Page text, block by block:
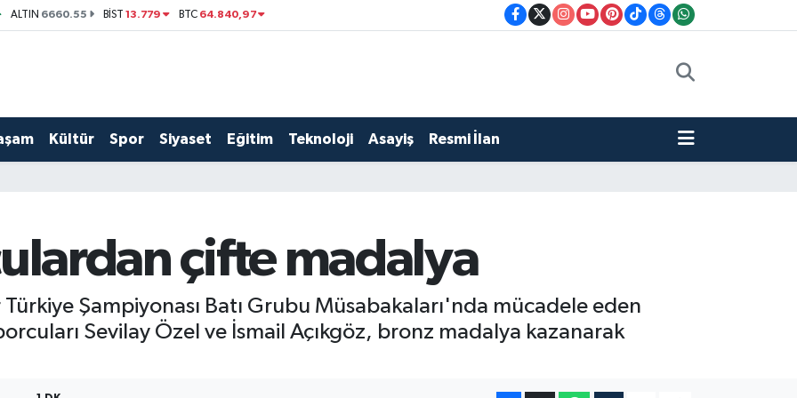
ALTIN 6660.55 BİST13.779 BTC 64.840,97
Kültür Spor Siyaset Eğitim Teknoloji Asayiş Resmi İlan
çifte madalya
Şampiyonası Batı Grubu Müsabakaları'nda mücadele eden
Sevilay Özel ve İsmail Açıkgöz, bronz madalya kazanarak